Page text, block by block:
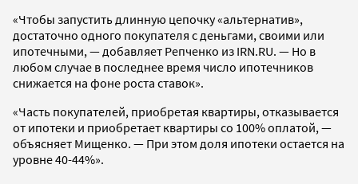
«Чтобы запустить длинную цепочку «альтернатив»,
достаточно одного покупателя с деньгами, своими или
ипотечными, — добавляет Репченко из IRN.RU. — Но в
любом случае в последнее время число ипотечников
снижается на фоне роста ставок».
«Часть покупателей, приобретая квартиры, отказывается
от ипотеки и приобретает квартиры со 100% оплатой, —
объясняет Мищенко. — При этом доля ипотеки остается на
уровне 40-44%».